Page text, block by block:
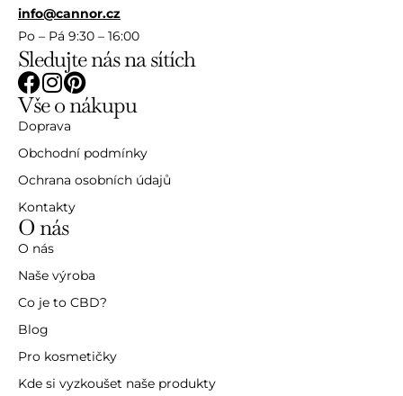
info@cannor.cz
Po – Pá 9:30 – 16:00
Sledujte nás na sítích
Vše o nákupu
Doprava
Obchodní podmínky
Ochrana osobních údajů
Kontakty
O nás
O nás
Naše výroba
Co je to CBD?
Blog
Pro kosmetičky
Kde si vyzkoušet naše produkty